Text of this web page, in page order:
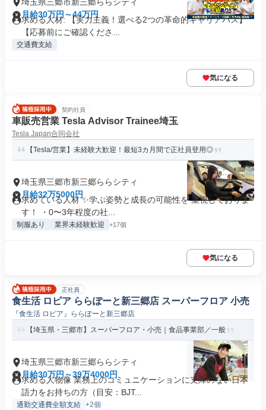
月給30万円～44万円
求める人材: 【実力主義！選べる2つの革命的キャリアパス】
【応募前にご確認くださ...
交通費支給
気になる
契約社員
車販売営業 Tesla Advisor Trainee埼玉
Tesla Japan合同会社
【Tesla/営業】未経験大歓迎！最短3カ月間で正社員登用◎
埼玉県三郷市新三郷ららシティ
月給32万5000円
求めている人材 ✨学ぶ姿勢と成長の可能性を 重視しておりま
す！ ・0〜3年程度の社...
制服あり 業界未経験歓迎 +17個
気になる
正社員
食生活 ロピア ららぽーと新三郷店 スーパーフロア 小売
『食生活 ロピア』ららぽーと新三郷店
【埼玉県・三郷市】スーパーフロア・小売｜食品事業部／一般
埼玉県三郷市新三郷ららシティ
月給30万円～39万4000円
求める人物像 業務上のコミュニケーションに支障のない日本
語力をお持ちの方（目安：BJT...
通勤交通費全額支給 +2個